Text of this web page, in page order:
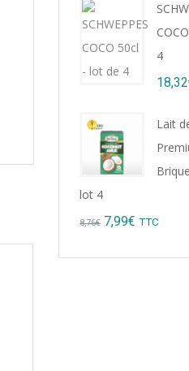
was:
9,22€.
is:
8,99€.
4
18,32
Lait
lot 4
8,76€ Original
7,99€ Current
TTC